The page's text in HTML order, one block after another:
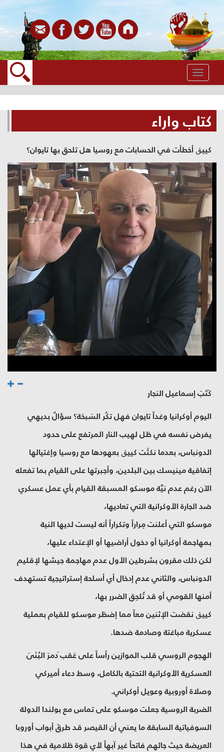
القائمة
كتاب واراء
كييڨ أخطأت في الحسابات مع روسيا هل تلحق بها تايوان؟
كَتَبَ إسماعيل النجار
اليوم أوكرانيا وغداً تايوان فهل تكُر السَبحَة؟ سؤالٌ بديهي
يفرض نفسه في ظل لهيب النار المرتفع على حدود
الدونباس، بعدما نكثَت كييڨ بعهودها مع روسيا وإغتيالها
إتفاقية مينيسك بين البلدين، وأجبرتها على القيام بما تفعله
الآن رغم عدم نيَّة موسكو المسبقة القيام بأي عمل عسكري
ضد الجارة الأوكرانية التي تعاديها،
موسكو التي أعلنت مِراراً وتكراراً أنه ليست لديها النية
بمهاجمة أوكرانيا أو دخول أراضيها أو الإعتداء عليها،
لكن ذلك مقرون بشرطين الأول عدم مهاجمة جيشها لإقليم
الدونباس، والثاني عدم إدخال أي أسلحة إستراتيجية تستهدف
أمنها القومي أو قد تُلحِق الضرر بها،
كييڨ نقضت الإثنين معاً مما إضطَر موسكو للقيام بعملية
عسكرية مباغتة وصادمة ضدها.
الهجوم الروسي قلب الموازين رأساً على عَقب َدمرَ البُنَىَ
العسكرية الأوكرانية التحتية بالكامل، وسط دعاء أميركي
وصلاة أوروبية وعويل أوكراني.
الضربة الروسية جعلت موسكو على تماس مع بولندا الدولة
السوفياتية السابقة ما يعني أن القيصر قد طرقَ أبواب أوروبا
العريضة حيث جائهم فاتحاً غير آبهاً لأي قوة ظلامية في هذا